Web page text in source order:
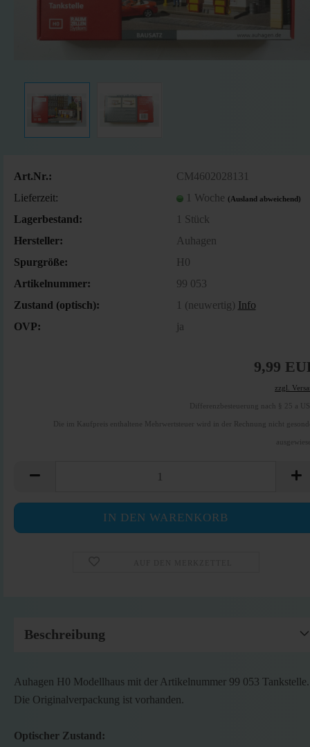
Art.Nr.:
CM4602028131
Lieferzeit:
1 Woche (Ausland abweichend)
Lagerbestand: 1 Stück
Hersteller:
Auhagen
Spurgröße:
H0
Artikelnummer:
99 053
Zustand (optisch):
1 (neuwertig) Info
OVP:
ja
9,99
zzgl.
Differenzbesteuerung nach § 25 a
Die im Kaufpreis enthaltene Mehrwertsteuer wird in der Rechnung nicht
Beschreibung
Auhagen H0 Modellhaus mit der Artikelnummer 99 053 Tankstelle.
Die Originalverpackung ist vorhanden.
Optischer Zustand: